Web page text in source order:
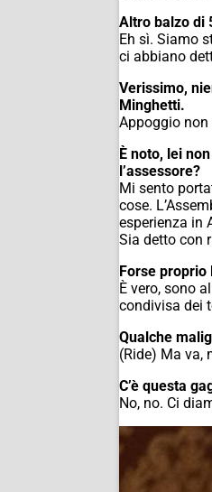
Altro balzo di
Eh sì. Siamo
ci abbiano
Verissimo,
Minghetti.
Appoggio non
È noto, lei
l’assessore?
Mi sento
cose.
esperienza in
Sia detto con
Forse proprio
È vero, sono
condivisa dei
Qualche
(Ride) Ma va,
C’è questa
No, no. Ci